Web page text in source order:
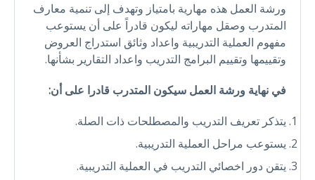
ورشة العمل هذه مهارية بامتياز وتهدف إلى تنمية معارف
المتدرب وصقل مهاراته ليكون قادراً على أن يستوعب
مفهوم العملية التدريبية واعداد وثائق استدراج العروض
وتقييمها وتقييم البرامج التدريب واعداد التقارير بشأنها.
في نهاية ورشة العمل سيكون المتدرب قادرا على أن:
يتذكر تعريف التدريب والمصطلحات ذات الصلة.
يستوعب مراحل العملية التدريبية.
يتقن دور اخصائي التدريب في العملية التدريبية.